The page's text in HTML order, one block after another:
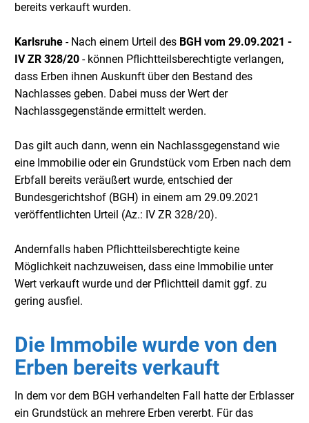
bereits verkauft wurden.
Karlsruhe - Nach einem Urteil des BGH vom 29.09.2021 -
IV ZR 328/20 - können Pflichtteilsberechtigte verlangen,
dass Erben ihnen Auskunft über den Bestand des
Nachlasses geben. Dabei muss der Wert der
Nachlassgegenstände ermittelt werden.
Das gilt auch dann, wenn ein Nachlassgegenstand wie
eine Immobilie oder ein Grundstück vom Erben nach dem
Erbfall bereits veräußert wurde, entschied der
Bundesgerichtshof (BGH) in einem am 29.09.2021
veröffentlichten Urteil (Az.: IV ZR 328/20).
Andernfalls haben Pflichtteilsberechtigte keine
Möglichkeit nachzuweisen, dass eine Immobilie unter
Wert verkauft wurde und der Pflichtteil damit ggf. zu
gering ausfiel.
Die Immobile wurde von den
Erben bereits verkauft
In dem vor dem BGH verhandelten Fall hatte der Erblasser
ein Grundstück an mehrere Erben vererbt. Für das